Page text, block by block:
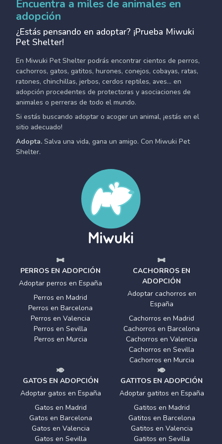
Encuentra a miles de animales en
adopción
¿Estás pensando en adoptar? ¡Prueba Miwuki
Pet Shelter!
En Miwuki Pet Shelter podrás encontrar cientos de perros,
cachorros, gatos, gatitos, hurones, conejos, cobayas, ratas,
ratones, chinchillas, jerbos, cerdos reptiles, aves... en
adopción procedentes de protectoras y asociaciones de
animales o perreras de todo el mundo.
Si estás buscando adoptar o acoger un animal, ¡estás en el
sitio adecuado!
Adopta. Salva una vida, gana un amigo. Con Miwuki Pet
Shelter.
PERROS EN ADOPCIÓN
Adoptar perros en España
Perros en Madrid
Perros en Barcelona
Perros en Valencia
Perros en Sevilla
Perros en Murcia
CACHORROS EN
ADOPCIÓN
Adoptar cachorros en
España
Cachorros en Madrid
Cachorros en Barcelona
Cachorros en Valencia
Cachorros en Sevilla
Cachorros en Murcia
GATOS EN ADOPCIÓN
Adoptar gatos en España
Gatos en Madrid
Gatos en Barcelona
Gatos en Valencia
Gatos en Sevilla
GATITOS EN ADOPCIÓN
Adoptar gatitos en España
Gatitos en Madrid
Gatitos en Barcelona
Gatitos en Valencia
Gatitos en Sevilla